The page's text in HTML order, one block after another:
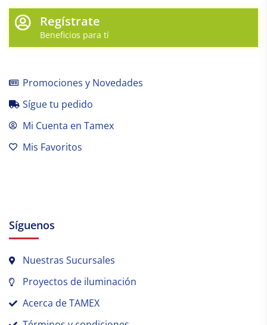
Regístrate
Beneficios para tí
Promociones y Novedades
Sígue tu pedido
Mi Cuenta en Tamex
Mis Favoritos
Síguenos
Nuestras Sucursales
Proyectos de iluminación
Acerca de TAMEX